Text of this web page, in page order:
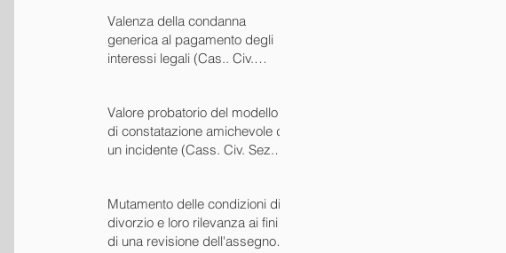
Valenza della condanna
generica al pagamento degli
interessi legali (Cas.. Civ.
Valore probatorio del modello
di constatazione amichevole di
un incidente (Cass. Civ. Sez. III
Mutamento delle condizioni di
divorzio e loro rilevanza ai fini
di una revisione dell'assegno